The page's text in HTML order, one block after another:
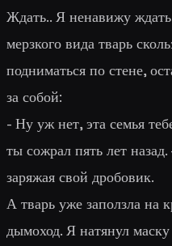
Ждать.. Я ненавижу
мерзкого вида тварь
подниматься по стене,
за собой:
- Ну уж нет, эта семья
ты сожрал пять лет
заряжая свой дробовик.
А тварь уже заползла на
дымоход. Я натянул